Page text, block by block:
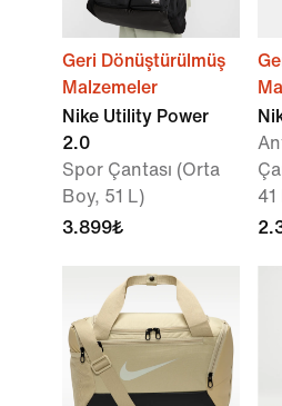
Geri Dönüştürülmüş
Malzemeler
Nike Utility Power
2.0
Spor Çantası (Orta
Boy, 51 L)
3.899₺
41